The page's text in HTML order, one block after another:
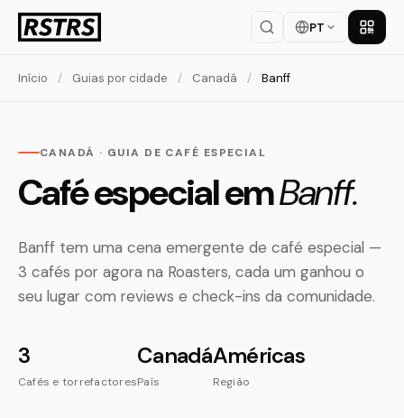
PT Baixar
Início / Guias por cidade / Canadá / Banff
CANADÁ · GUIA DE CAFÉ ESPECIAL
Café especial emBanff.
Banff tem uma cena emergente de café especial —
3 cafés por agora na Roasters, cada um ganhou o
seu lugar com reviews e check-ins da comunidade.
3
Cafés e torrefactores
Canadá
País
Américas
Região